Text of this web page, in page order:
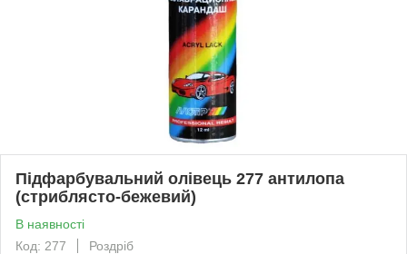
Підфарбувальний олівець 277 антилопа
(стриблясто-бежевий)
В наявності
Код: 277
Роздріб